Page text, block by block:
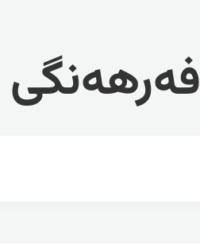
فەرهەنگی